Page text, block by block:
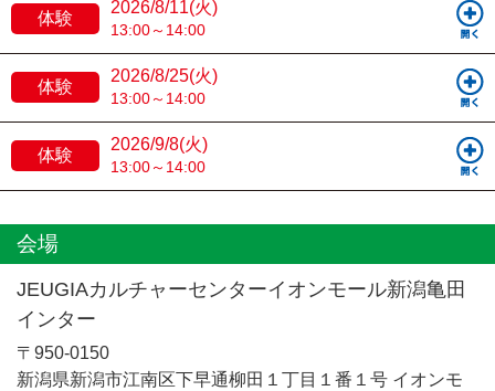
体験
2026/8/11(火)
13:00～14:00
体験
2026/8/25(火)
13:00～14:00
体験
2026/9/8(火)
13:00～14:00
会場
JEUGIAカルチャーセンターイオンモール新潟亀田
インター
〒950-0150
新潟県新潟市江南区下早通柳田１丁目１番１号 イオンモ